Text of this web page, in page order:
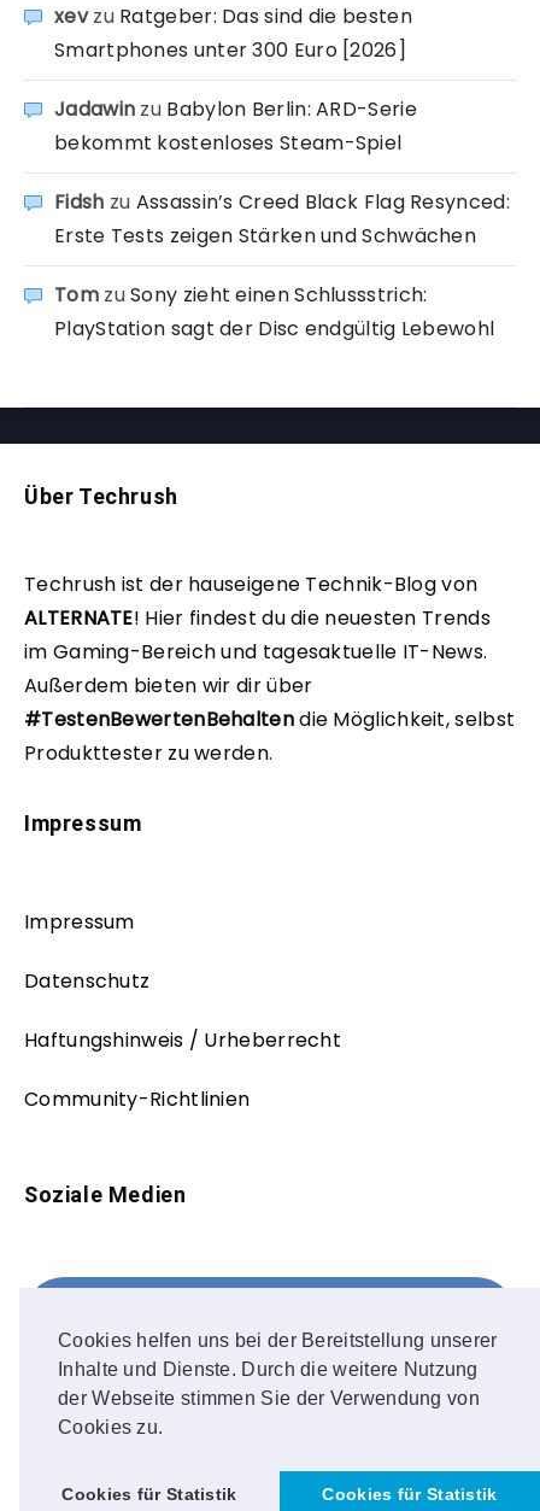
Cookies helfen uns bei der Bereitstellung unserer
Inhalte und Dienste. Durch die weitere Nutzung
der Webseite stimmen Sie der Verwendung von
Cookies zu.
Cookies für Statistik Cookies für Statistik
xevzu Ratgeber: Das sind die besten
Smartphones unter 300 Euro [2026]
Jadawin zu Babylon Berlin: ARD-Serie
bekommt kostenloses Steam-Spiel
Fidsh zu Assassin’s Creed Black Flag Resynced:
Erste Tests zeigen Stärken und Schwächen
TomzuSony zieht einen Schlussstrich:
PlayStation sagt der Disc endgültig Lebewohl
Über Techrush
Techrush ist der hauseigene Technik-Blog von
ALTERNATE! Hier findest du die neuesten Trends
im Gaming-Bereich und tagesaktuelle IT-News.
Außerdem bieten wir dir über
#TestenBewertenBehaltendie Möglichkeit, selbst
Produkttester zu werden.
Impressum
Impressum
Datenschutz
Haftungshinweis / Urheberrecht
Community-Richtlinien
Soziale Medien
FOLLOW ME!
Instagram
OUR PHOTOS!